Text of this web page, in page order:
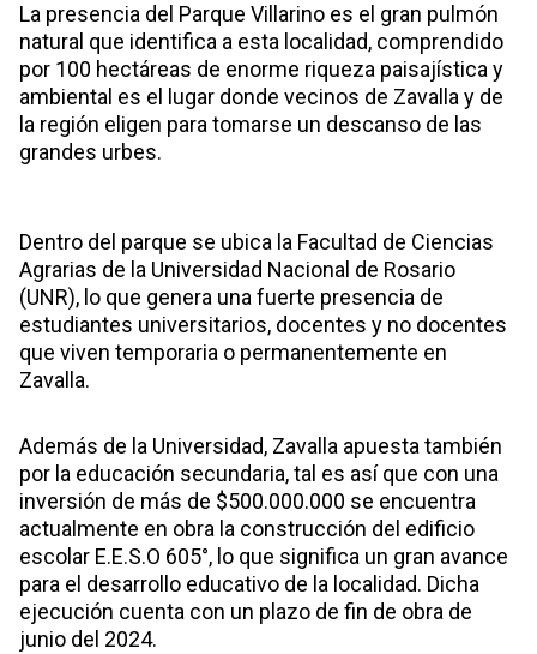
La presencia del Parque Villarino es el gran pulmón
natural que identifica a esta localidad, comprendido
por 100 hectáreas de enorme riqueza paisajística y
ambiental es el lugar donde vecinos de Zavalla y de
la región eligen para tomarse un descanso de las
grandes urbes.
Dentro del parque se ubica la Facultad de Ciencias
Agrarias de la Universidad Nacional de Rosario
(UNR), lo que genera una fuerte presencia de
estudiantes universitarios, docentes y no docentes
que viven temporaria o permanentemente en
Zavalla.
Además de la Universidad, Zavalla apuesta también
por la educación secundaria, tal es así que con una
inversión de más de $500.000.000 se encuentra
actualmente en obra la construcción del edificio
escolar E.E.S.O 605°, lo que significa un gran avance
para el desarrollo educativo de la localidad. Dicha
ejecución cuenta con un plazo de fin de obra de
junio del 2024.